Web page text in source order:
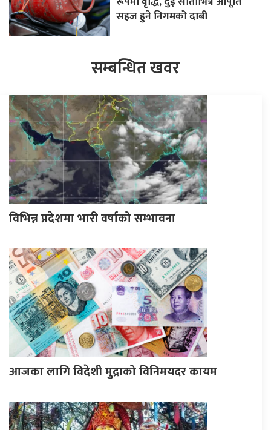
सहज हुने निगमको दाबी
सम्बन्धित खवर
विभिन्न प्रदेशमा भारी वर्षाको सम्भावना
आजका लागि विदेशी मुद्राको विनिमयदर कायम